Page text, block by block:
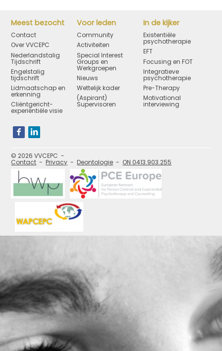
Meest bezocht
Contact
Over VVCEPC
Nederlandstalig
Tijdschrift
Engelstalig
tijdschrift
Lidmaatschap en
erkenning
Cliëntgericht-
experiëntiële visie
Voor leden
Community
Activiteiten
Special Interest
Groups en
Werkgroepen
Nieuws
Wettelijk kader
(Aspirant)
Supervisoren
In de kijker
Existentiële
psychotherapie
EFT
Focusing en FOT
Integratieve
psychotherapie
Pre-Therapy
Motivational
interviewing
Bezoek
onze
pagina's:
© 2026 VVCEPC
Contact Privacy Deontologie ON 0413.903.255